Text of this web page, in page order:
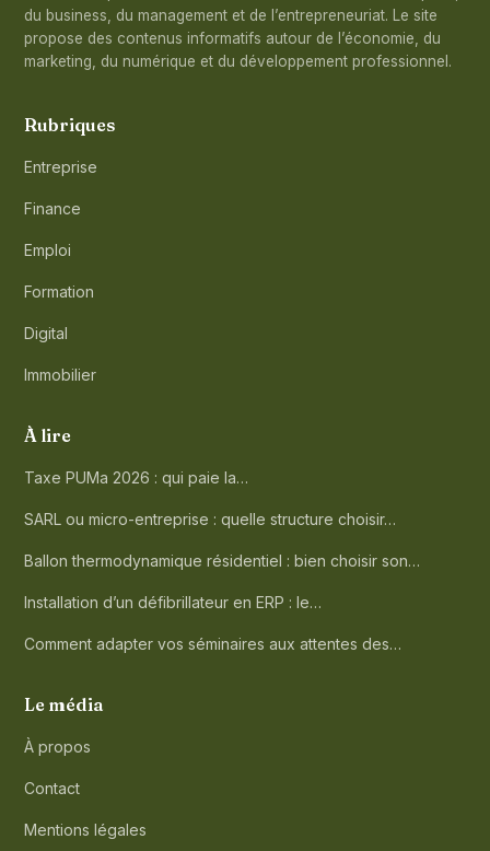
du business, du management et de l’entrepreneuriat. Le site
propose des contenus informatifs autour de l’économie, du
marketing, du numérique et du développement professionnel.
Rubriques
Entreprise
Finance
Emploi
Formation
Digital
Immobilier
À lire
Taxe PUMa 2026 : qui paie la…
SARL ou micro-entreprise : quelle structure choisir…
Ballon thermodynamique résidentiel : bien choisir son…
Installation d’un défibrillateur en ERP : le…
Comment adapter vos séminaires aux attentes des…
Le média
À propos
Contact
Mentions légales